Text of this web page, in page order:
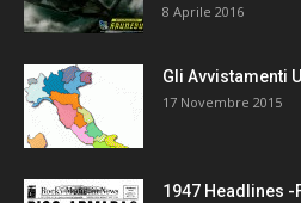
8 Aprile 2016
Gli Avvistamenti
17 Novembre 2015
1947 Headlines